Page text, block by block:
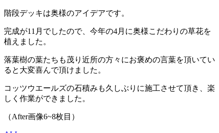
階段デッキは奥様のアイデアです。
完成が11月でしたので、今年の4月に奥様こだわりの草花を
植えました。
落葉樹の葉たちも茂り近所の方々にお褒めの言葉を頂いてい
ると大変喜んで頂けました。
コッツウエールズの石積みも久しぶりに施工させて頂き、楽
しく作業ができました。
（After画像6~8枚目）